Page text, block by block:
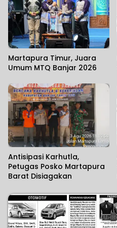
Martapura Timur, Juara
Umum MTQ Banjar 2026
Antisipasi Karhutla,
Petugas Posko Martapura
Barat Disiagakan